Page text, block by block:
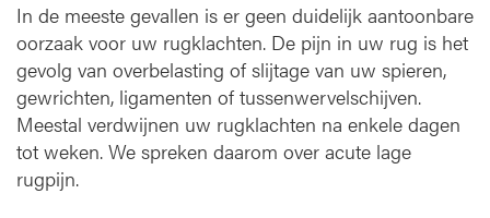
In de meeste gevallen is er geen duidelijk aantoonbare
oorzaak voor uw rugklachten. De pijn in uw rug is het
gevolg van overbelasting of slijtage van uw spieren,
gewrichten, ligamenten of tussenwervelschijven.
Meestal verdwijnen uw rugklachten na enkele dagen
tot weken. We spreken daarom over acute lage
rugpijn.